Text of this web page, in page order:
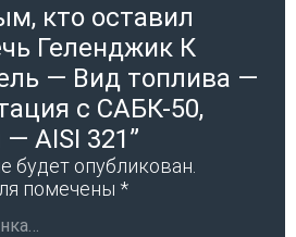
кто оставил
Геленджик К
— Вид топлива —
с САБК-50,
AISI 321”
будет опубликован.
помечены *